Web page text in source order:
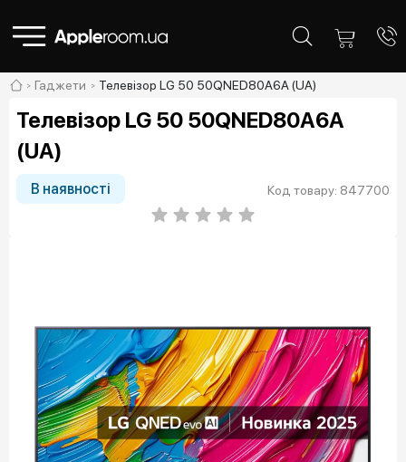
Гаджети Телевізор LG 50 50QNED80A6A (UA)
Телевізор LG 50 50QNED80A6A
(UA)
В наявності Код товару: 847700